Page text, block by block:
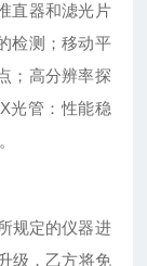
直器和滤光片
检测；移动平
；高分辨率探
光管：性能稳
规定的仪器进
级，乙方将免